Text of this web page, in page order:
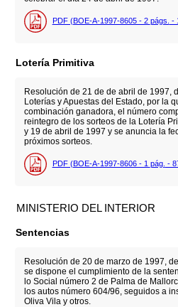
PDF (BOE-A-1997-8605 - 2 págs. -
Lotería Primitiva
Resolución de 21 de de abril de 1997,
Loterías y Apuestas del Estado, por la
combinación ganadora, el número
reintegro de los sorteos de la Lotería
y 19 de abril de 1997 y se anuncia la
próximos sorteos.
PDF (BOE-A-1997-8606 - 1 pág. -
MINISTERIO DEL INTERIOR
Sentencias
Resolución de 20 de marzo de 1997,
se dispone el cumplimiento de la
lo Social número 2 de Palma de
los autos número 604/96, seguidos a
Oliva Vila y otros.